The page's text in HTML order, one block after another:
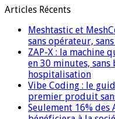
Articles Récents
Meshtastic et
sans opérateur,
ZAP-X : la machine
en 30 minutes, sans
hospitalisation
Vibe Coding : le
premier produit
Seulement 16% des